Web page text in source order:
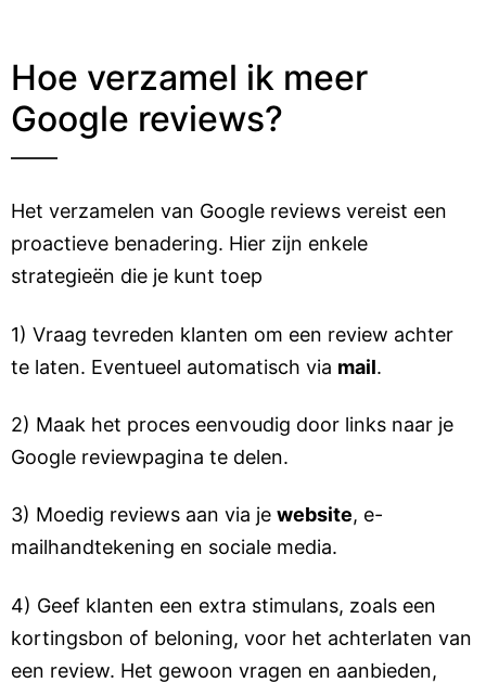
Hoe verzamel ik meer
Google reviews?
Het verzamelen van Google reviews vereist een
proactieve benadering. Hier zijn enkele
strategieën die je kunt toep
1) Vraag tevreden klanten om een review achter
te laten. Eventueel automatisch via mail.
2) Maak het proces eenvoudig door links naar je
Google reviewpagina te delen.
3) Moedig reviews aan via je website, e-
mailhandtekening en sociale media.
4) Geef klanten een extra stimulans, zoals een
kortingsbon of beloning, voor het achterlaten van
een review. Het gewoon vragen en aanbieden,